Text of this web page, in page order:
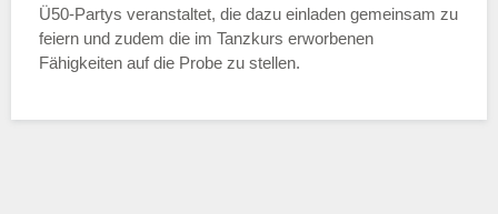
Ü50-Partys veranstaltet, die dazu einladen gemeinsam zu
feiern und zudem die im Tanzkurs erworbenen
Fähigkeiten auf die Probe zu stellen.